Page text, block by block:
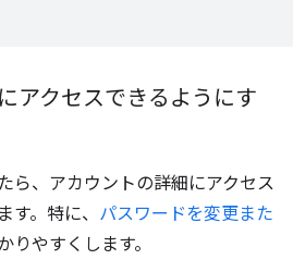
アクセスできるようにす
ら、アカウントの詳細にアクセス
す。特に、 パスワードを変更また
りやすくします。